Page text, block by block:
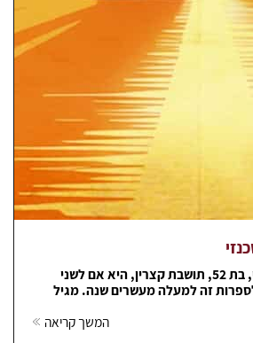
יעלה עם־שלם אשכנזי, בת 52, תושבת קצרין, היא אם לשני
זה למעלה מעשרים שנה. מגיל
המשך קריאה